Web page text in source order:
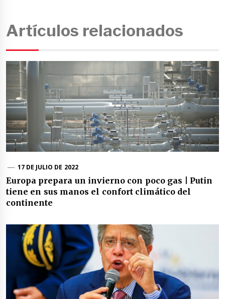
Artículos relacionados
17 DE JULIO DE 2022
Europa prepara un invierno con poco gas | Putin
tiene en sus manos el confort climático del
continente